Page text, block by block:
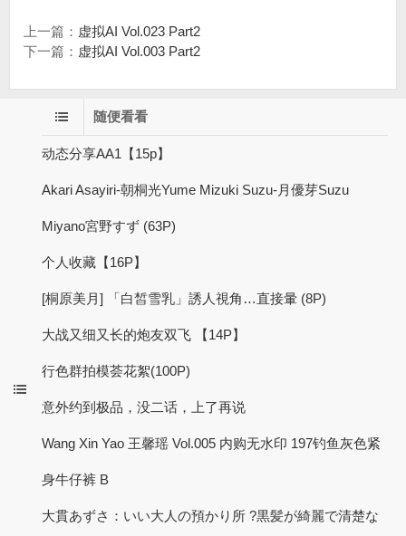
上一篇： 虚拟AI Vol.023 Part2
下一篇： 虚拟AI Vol.003 Part2
随便看看
动态分享AA1【15p】
Akari Asayiri-朝桐光Yume Mizuki Suzu-月優芽Suzu
Miyano宮野すず (63P)
个人收藏【16P】
[桐原美月] 「白皙雪乳」誘人視角…直接暈 (8P)
大战又细又长的炮友双飞 【14P】
行色群拍模荟花絮(100P)
意外约到极品，没二话，上了再说
Wang Xin Yao 王馨瑶 Vol.005 内购无水印 197钓鱼灰色紧
身牛仔裤 B
大貫あずさ：いい大人の預かり所 ?黒髪が綺麗で清楚な